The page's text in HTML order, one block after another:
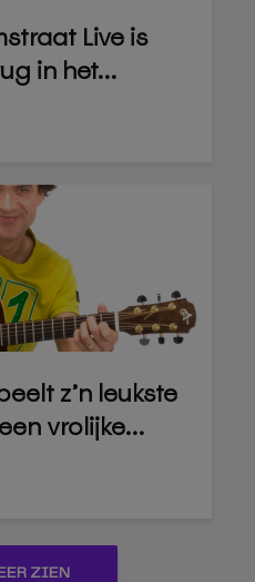
Live is
in het...
z’n leukste
vrolijke...
ZIEN